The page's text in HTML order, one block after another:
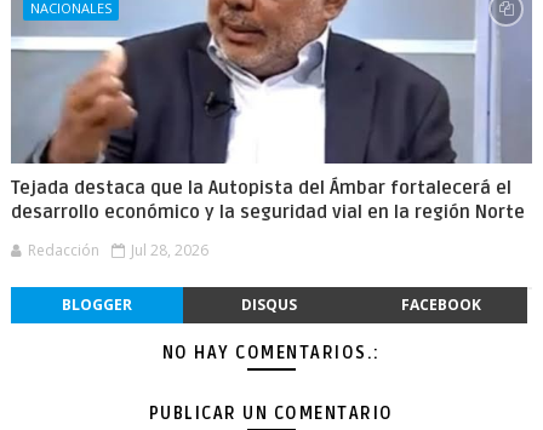
NACIONALES
Tejada destaca que la Autopista del Ámbar fortalecerá el
desarrollo económico y la seguridad vial en la región Norte
Redacción Jul 28, 2026
BLOGGER DISQUS FACEBOOK
NO HAY COMENTARIOS.:
PUBLICAR UN COMENTARIO